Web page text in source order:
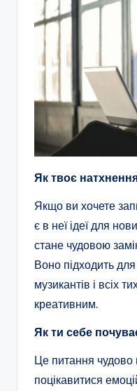
Як твоє
Якщо ви хочете
є в неї ідеї для
стане чудовою
Воно підходить
музикантів і всіх
креативним.
Як ти себе
Це питання чудово
поцікавитися